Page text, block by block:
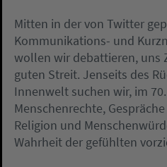
Mitten in der von Twitter
Kommunikations- und
wollen wir debattieren, uns
guten Streit. Jenseits des
Innenwelt suchen wir, im
Menschenrechte,
Religion und
Wahrheit der gefühlten